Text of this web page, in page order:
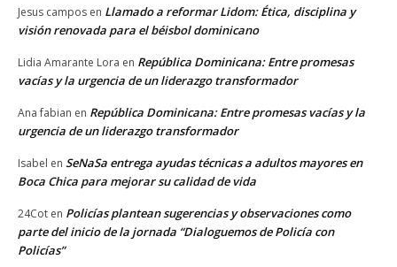
Jesus campos en Llamado a reformar Lidom: Ética, disciplina y
visión renovada para el béisbol dominicano
Lidia Amarante Lora en República Dominicana: Entre promesas
vacías y la urgencia de un liderazgo transformador
Ana fabian en República Dominicana: Entre promesas vacías y la
urgencia de un liderazgo transformador
Isabel en SeNaSa entrega ayudas técnicas a adultos mayores en
Boca Chica para mejorar su calidad de vida
24Cot en Policías plantean sugerencias y observaciones como
parte del inicio de la jornada “Dialoguemos de Policía con
Policías”